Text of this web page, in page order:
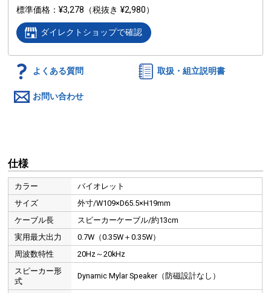
標準価格
¥3,278 （税抜き ¥2,980）
ダイレクトショップで確認
よくある質問 取扱・組立説明書
お問い合わせ
仕様
カラー
バイオレット
サイズ
外寸/W109×D65.5×H19mm
ケーブル長
スピーカーケーブル/約13cm
実用最大出力
0.7W（0.35W＋0.35W）
周波数特性
20Hz～20kHz
スピーカー形
式
Dynamic Mylar Speaker（防磁設計なし）